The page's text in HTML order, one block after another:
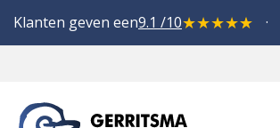
Klanten geven een9.1 /10★★★★★